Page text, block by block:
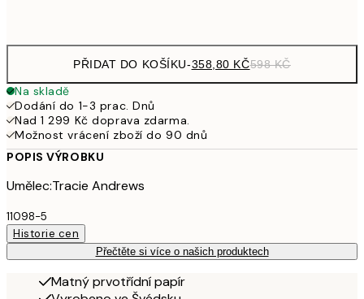
PŘIDAT DO KOŠÍKU-358,80 KČ598 KČ
Na skladě
Dodání do 1-3 prac. Dnů
Nad 1 299 Kč doprava zdarma.
Možnost vrácení zboží do 90 dnů
POPIS VÝROBKU
Umělec:Tracie Andrews
11098-5
Historie cen
Přečtěte si více o našich produktech
Matný prvotřídní papír